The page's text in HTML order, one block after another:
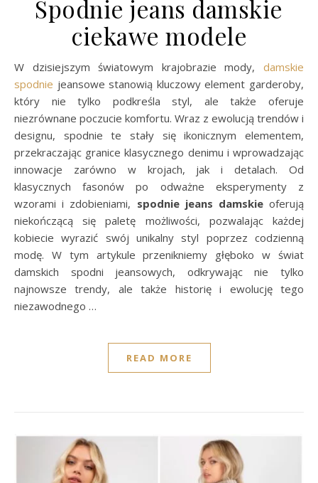
Spodnie jeans damskie
ciekawe modele
W dzisiejszym światowym krajobrazie mody, damskie
spodnie jeansowe stanowią kluczowy element garderoby,
który nie tylko podkreśla styl, ale także oferuje
niezrównane poczucie komfortu. Wraz z ewolucją trendów i
designu, spodnie te stały się ikonicznym elementem,
przekraczając granice klasycznego denimu i wprowadzając
innowacje zarówno w krojach, jak i detalach. Od
klasycznych fasonów po odważne eksperymenty z
wzorami i zdobieniami, spodnie jeans damskieoferują
niekończącą się paletę możliwości, pozwalając każdej
kobiecie wyrazić swój unikalny styl poprzez codzienną
modę. W tym artykule przenikniemy głęboko w świat
damskich spodni jeansowych, odkrywając nie tylko
najnowsze trendy, ale także historię i ewolucję tego
niezawodnego …
READ MORE